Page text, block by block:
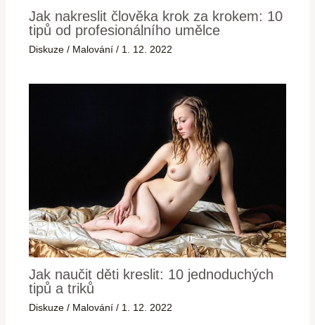
Jak nakreslit člověka krok za krokem: 10
tipů od profesionálního umělce
Diskuze / Malování / 1. 12. 2022
Jak naučit děti kreslit: 10 jednoduchých
tipů a triků
Diskuze / Malování / 1. 12. 2022